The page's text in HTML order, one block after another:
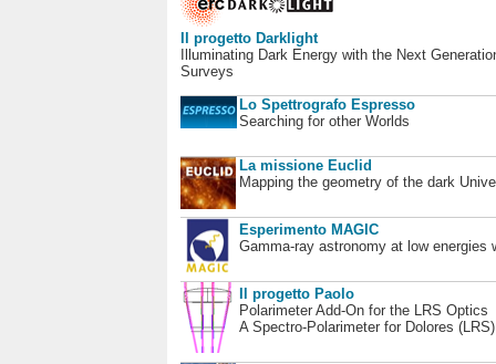
Il progetto Darklight
Illuminating Dark Energy with the Next
Surveys
Lo Spettrografo Espresso
Searching for other Worlds
La missione Euclid
Mapping the geometry of the dark
Esperimento MAGIC
Gamma-ray astronomy at low energies
Il progetto Paolo
Polarimeter Add-On for the LRS Optics
A Spectro-Polarimeter for Dolores